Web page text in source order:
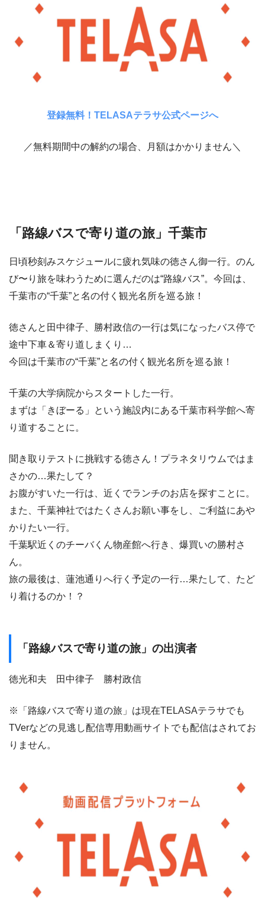
登録無料！TELASAテラサ公式ページへ
／無料期間中の解約の場合、月額はかかりません＼
「路線バスで寄り道の旅」千葉市
日頃秒刻みスケジュールに疲れ気味の徳さん御一行。のん
び〜り旅を味わうために選んだのは“路線バス”。今回は、
千葉市の“千葉”と名の付く観光名所を巡る旅！
徳さんと田中律子、勝村政信の一行は気になったバス停で
途中下車＆寄り道しまくり…
今回は千葉市の“千葉”と名の付く観光名所を巡る旅！
千葉の大学病院からスタートした一行。
まずは「きぼーる」という施設内にある千葉市科学館へ寄
り道することに。
聞き取りテストに挑戦する徳さん！プラネタリウムではま
さかの…果たして？
お腹がすいた一行は、近くでランチのお店を探すことに。
また、千葉神社ではたくさんお願い事をし、ご利益にあや
かりたい一行。
千葉駅近くのチーバくん物産館へ行き、爆買いの勝村さ
ん。
旅の最後は、蓮池通りへ行く予定の一行…果たして、たど
り着けるのか！？
「路線バスで寄り道の旅」の出演者
徳光和夫 田中律子 勝村政信
※「路線バスで寄り道の旅」は現在TELASAテラサでも
TVerなどの見逃し配信専用動画サイトでも配信はされてお
りません。